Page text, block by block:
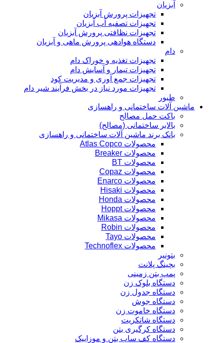
آبزیان
تجهیزات پرورش آبزیان
تجهیزات تصفیه آب آبزیان
تجهیزات نظافتی پرورش آبزیان
دستگاه هوادهی پرورش ماهی و آبزیان
دام
تجهیزات تغذیه و خوراک دام
تجهیزات تیمار و آسایش دام
تجهیزات جمع آوری و مدیریت کود
تجهیزات مورد نیاز در بخش فرآیند شیر دام
طیور
ماشین آلات ساختمانی و راهسازی
باکت حمل مصالح
بالابر ساختمانی (مصالح)
بانک برند ماشین آلات ساختمانی و راهسازی
محصولات Atlas Copco
محصولات Breaker
محصولات BT
محصولات Copaz
محصولات Enarco
محصولات Hisaki
محصولات Honda
محصولات Hoppt
محصولات Mikasa
محصولات Robin
محصولات Tayo
محصولات Technoflex
بتونیر
بچینگ پلانت
پمپ بتن زمینی
دستگاه بلوک زن
دستگاه جدول زن
دستگاه جوش
دستگاه خاموت زن
دستگاه شاتکریت
دستگاه کرگیری بتن
دستگاه کف ساب بتن و موزاییک